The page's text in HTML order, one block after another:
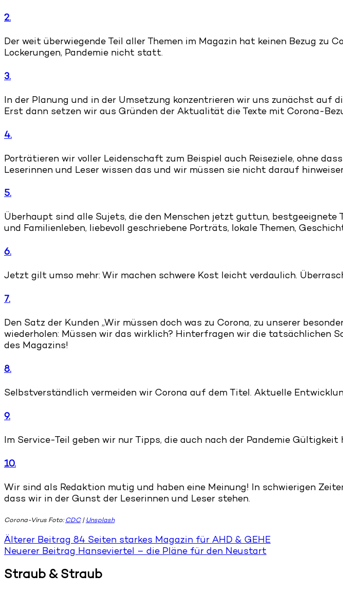
2.
Der weit überwiegende Teil aller Themen im Magazin hat keinen Bezug zu
Lockerungen, Pandemie nicht statt.
3.
In der Planung und in der Umsetzung konzentrieren wir uns zunächst auf
Erst dann setzen wir aus Gründen der Aktualität die Texte mit Corona-
4.
Porträtieren wir voller Leidenschaft zum Beispiel auch Reiseziele, ohne
Leserinnen und Leser wissen das und wir müssen sie nicht darauf
5.
Überhaupt sind alle Sujets, die den Menschen jetzt guttun, bestgeeignete
und Familienleben, liebevoll geschriebene Porträts, lokale Themen,
6.
Jetzt gilt umso mehr: Wir machen schwere Kost leicht verdaulich.
7.
Den Satz der Kunden „Wir müssen doch was zu Corona, zu unserer
wiederholen: Müssen wir das wirklich? Hinterfragen wir die tatsächlichen
des Magazins!
8.
Selbstverständlich vermeiden wir Corona auf dem Titel. Aktuelle
9.
Im Service-Teil geben wir nur Tipps, die auch nach der Pandemie Gültigkeit
10.
Wir sind als Redaktion mutig und haben eine Meinung! In schwierigen
dass wir in der Gunst der Leserinnen und Leser stehen.
Corona-Virus Foto: CDC| Unsplash
Älterer Beitrag 84 Seiten starkes Magazin für AHD & GEHE
Neuerer Beitrag Hanseviertel – die Pläne für den Neustart
Straub & Straub